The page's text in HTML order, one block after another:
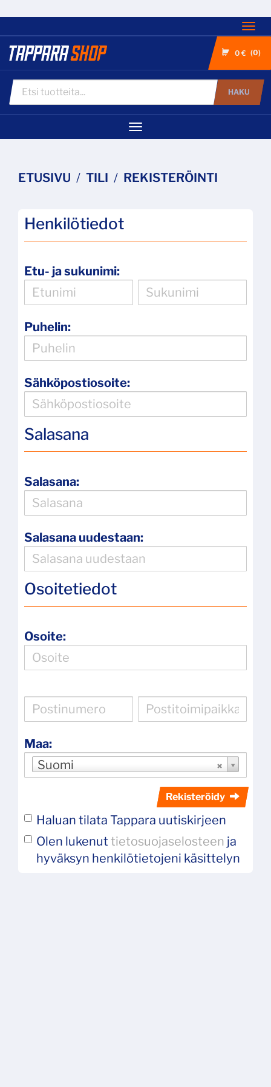
0 € 0
HAKU
Navigaatio
ETUSIVU TILI REKISTERÖINTI
Henkilötiedot
Etu- ja sukunimi:
Puhelin:
Sähköpostiosoite:
Salasana
Salasana:
Salasana uudestaan:
Osoitetiedot
Osoite:
Maa:
Suomi
Rekisteröidy
Haluan tilata Tappara uutiskirjeen
Olen lukenut tietosuojaselosteen ja
hyväksyn henkilötietojeni käsittelyn